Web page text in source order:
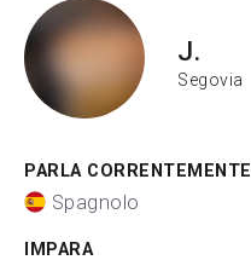
J.
Segovia
PARLA CORRENTEMENTE
Spagnolo
IMPARA